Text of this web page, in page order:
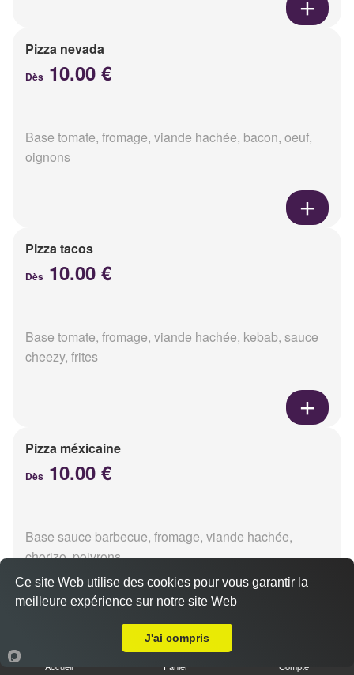
Pizza nevada
Dès 10.00 €
Base tomate, fromage, viande hachée, bacon, oeuf,
oignons
Pizza tacos
Dès 10.00 €
Base tomate, fromage, viande hachée, kebab, sauce
cheezy, frites
Pizza méxicaine
Dès 10.00 €
Base sauce barbecue, fromage, viande hachée,
chorizo, poivrons
Accueil Panier Compte
Ce site Web utilise des cookies pour vous garantir la
meilleure expérience sur notre site Web
J'ai compris